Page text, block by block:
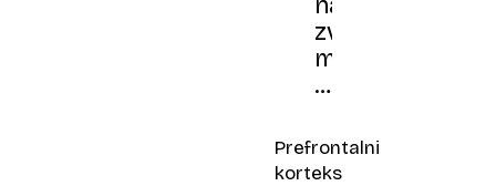
zvestobe:
mladi
kupci,
pišejo
nova
Prefrontalni
korteks